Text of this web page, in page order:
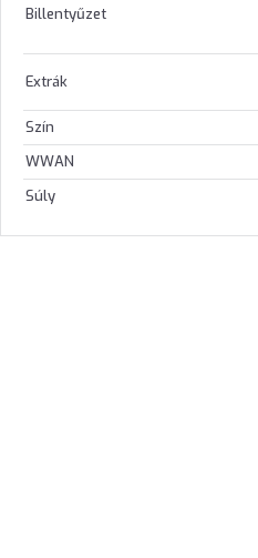
Billentyűzet
Extrák
Szín
WWAN
Súly